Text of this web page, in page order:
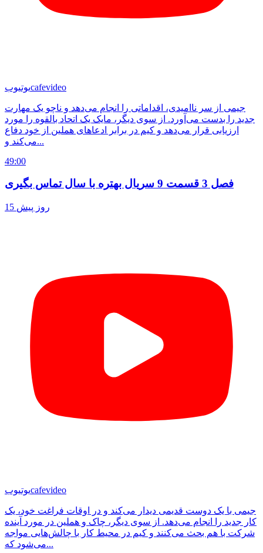
یوتیوبcafevideo
جیمی از سر ناامیدی، اقداماتی را انجام می‌دهد و ناچو یک مهارت
جدید را بدست می‌آورد. از سوی دیگر، مایک یک اتحاد بالقوه را مورد
ارزیابی قرار می‌دهد و کیم در برابر ادعاهای هملین از خود دفاع
می‌کند و...
49:00
فصل 3 قسمت 9 سریال بهتره با سال تماس بگیری
15 روز پیش
یوتیوبcafevideo
جیمی با یک دوست قدیمی دیدار می‌کند و در اوقات فراغت خود، یک
کار جدید را انجام می‌دهد. از سوی دیگر، چاک و هملین در مورد آینده
شرکت با هم بحث می‌کنند و کیم در محیط کار با چالش‌هایی مواجه
می‌شود که...